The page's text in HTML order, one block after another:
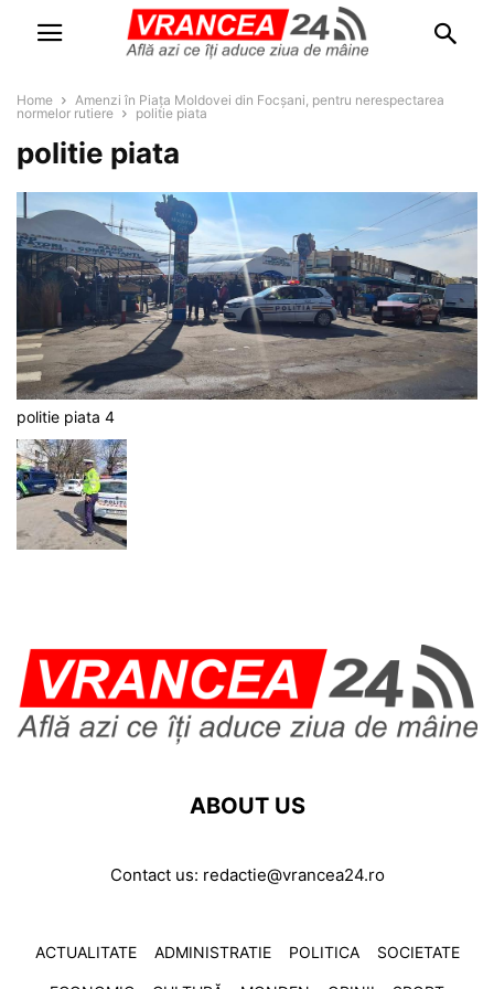
Home
Amenzi în Piața Moldovei din Focșani, pentru nerespectarea
normelor rutiere
politie piata
politie piata
politie piata 4
ABOUT US
Contact us: redactie@vrancea24.ro
ACTUALITATE ADMINISTRATIE POLITICA SOCIETATE